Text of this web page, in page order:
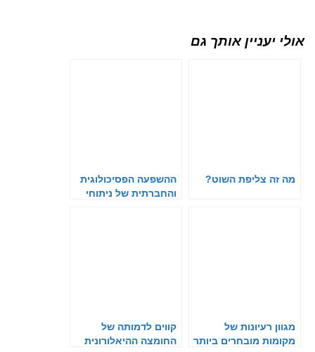
אולי יעניין אותך גם
מה זה צליפת השוט?
ההשפעה הפסיכולוגית
והחברתית של ניתוחי
מגוון רעיונות של
מקומות מובחרים ביותר
קווים לדמותה של
החומצה ההיאלורונית